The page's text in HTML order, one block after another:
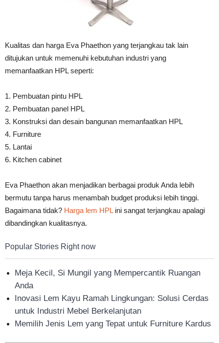
Kualitas dan harga Eva Phaethon yang terjangkau tak lain
ditujukan untuk memenuhi kebutuhan industri yang
memanfaatkan HPL seperti:
1. Pembuatan pintu HPL
2. Pembuatan panel HPL
3. Konstruksi dan desain bangunan memanfaatkan HPL
4. Furniture
5. Lantai
6. Kitchen cabinet
Eva Phaethon akan menjadikan berbagai produk Anda lebih
bermutu tanpa harus menambah budget produksi lebih tinggi.
Bagaimana tidak? Harga lem HPLini sangat terjangkau apalagi
dibandingkan kualitasnya.
Popular Stories Right now
Meja Kecil, Si Mungil yang Mempercantik Ruangan
Anda
Inovasi Lem Kayu Ramah Lingkungan: Solusi Cerdas
untuk Industri Mebel Berkelanjutan
Memilih Jenis Lem yang Tepat untuk Furniture Kardus